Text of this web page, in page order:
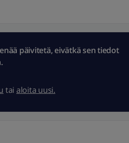
päivitetä, eivätkä sen tiedot
tai aloita uusi.